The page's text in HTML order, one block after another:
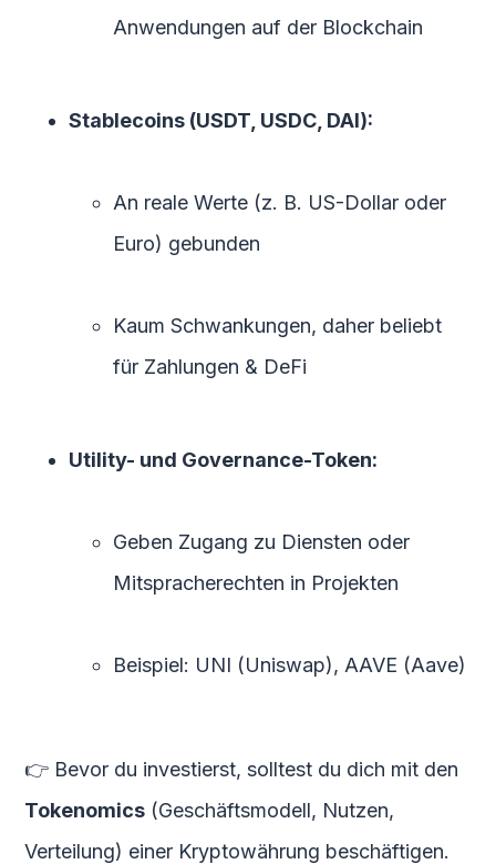
Anwendungen auf der Blockchain
Stablecoins (USDT, USDC, DAI):
An reale Werte (z. B. US-Dollar oder
Euro) gebunden
Kaum Schwankungen, daher beliebt
für Zahlungen & DeFi
Utility- und Governance-Token:
Geben Zugang zu Diensten oder
Mitspracherechten in Projekten
Beispiel: UNI (Uniswap), AAVE (Aave)
👉 Bevor du investierst, solltest du dich mit den
Tokenomics (Geschäftsmodell, Nutzen,
Verteilung) einer Kryptowährung beschäftigen.